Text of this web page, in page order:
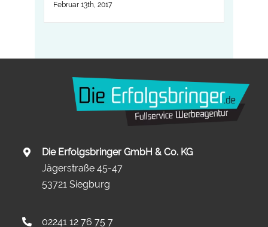
Februar 13th, 2017
Die Erfolgsbringer GmbH & Co. KG
Jägerstraße 45-47
53721 Siegburg
02241 12 76 75 7